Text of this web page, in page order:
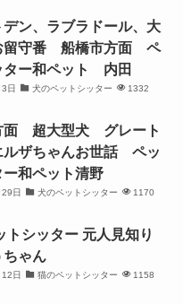
デン、ラブラドール、大
留守番 船橋市方面 ペ
ター和ペット 内田
日 犬のペットシッター 1332
面 超大型犬 グレート
ルザちゃんお世話 ペッ
ー和ペット清野
日 犬のペットシッター 1170
トシッター 元人見知り
ちゃん
日 猫のペットシッター 1158